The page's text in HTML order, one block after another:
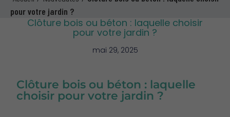
pour votre jardin ?
Clôture bois ou béton : laquelle choisir
pour votre jardin ?
mai 29, 2025
Clôture bois ou béton : laquelle
choisir pour votre jardin ?